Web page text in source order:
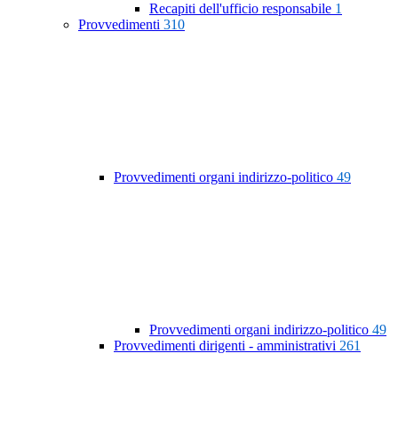
Recapiti dell'ufficio responsabile 1
Provvedimenti 310
Provvedimenti organi indirizzo-politico 49
Provvedimenti organi indirizzo-politico 49
Provvedimenti dirigenti - amministrativi 261